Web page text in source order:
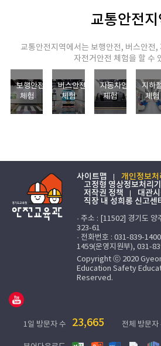
교통안전지
교통안전지역에서는 보행안전, 버스안전
자전거안전 체험을 할 수
보행안전
체험
버스안전
체험
자동차안전
체험
지하
체험
사이트맵
개인정보처
고정형 영상정보처리
저작권 정책
대관
직장 내 성희롱 신고센
· 주소 : [11502] 경기도 양
323-61
· 전화번호 : 031-839-
1459(운영지원부), 031-
Copyright ⓒ 2020
Education Safety
Reserved.
1일 방문자 수 23,665 전체 방문자